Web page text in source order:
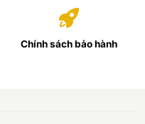
Chính sách bảo hành